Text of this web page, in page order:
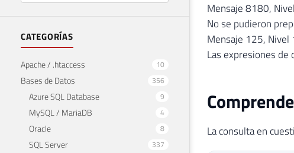
CATEGORÍAS
Apache / .htaccess 10
Bases de Datos 356
Azure SQL Database 9
MySQL / MariaDB 4
Oracle 8
SQL Server 337
Mensaje 8180,
No se pudieron
Mensaje 125, Nivel
Las expresiones de
La consulta en